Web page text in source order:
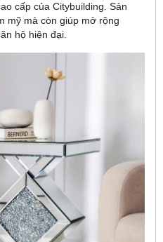
cấp của Citybuilding. Sản
mỹ mà còn giúp mở rộng
hộ hiện đại.